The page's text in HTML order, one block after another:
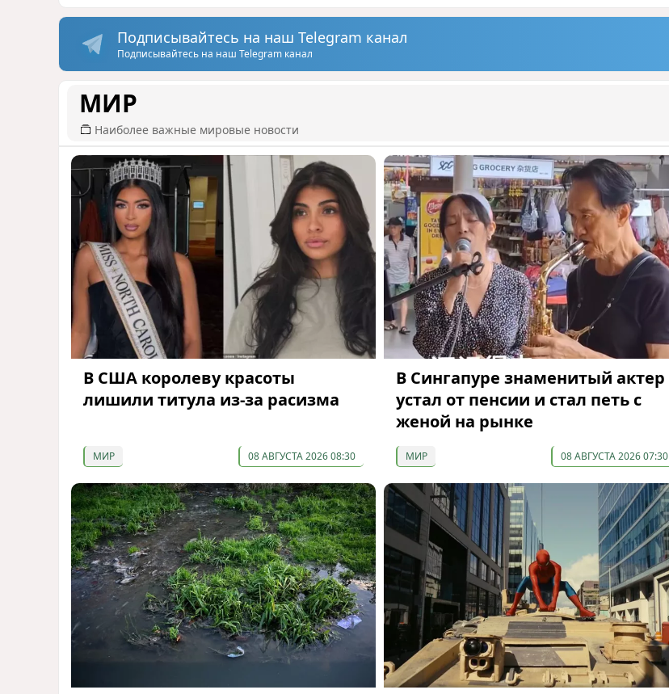
Подписывайтесь на наш Telegram канал
Подписывайтесь на наш Telegram канал
МИР
Наиболее важные мировые новости
В США королеву красоты
лишили титула из-за расизма
МИР 08 АВГУСТА 2026 08:30
В Сингапуре знаменитый актер
устал от пенсии и стал петь с
женой на рынке
МИР 08 АВГУСТА 2026 07:30